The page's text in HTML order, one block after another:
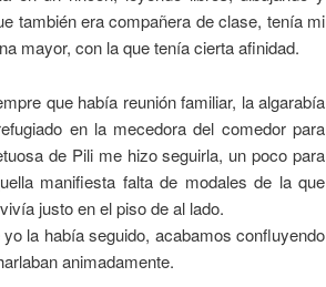
también era compañera de clase, tenía mi
mayor, con la que tenía cierta afinidad.
que había reunión familiar, la algarabía
en la mecedora del comedor para
de Pili me hizo seguirla, un poco para
manifiesta falta de modales de la que
justo en el piso de al lado.
la había seguido, acabamos confluyendo
animadamente.